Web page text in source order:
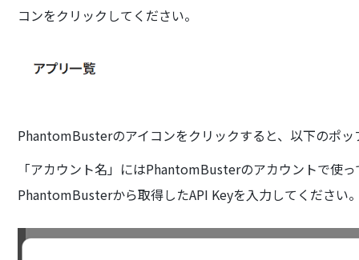
コンをクリックしてください。
PhantomBusterのアイコンをクリックすると、以下のポ
「アカウント名」にはPhantomBusterのアカウントで使
PhantomBusterから取得したAPI Keyを入力してください